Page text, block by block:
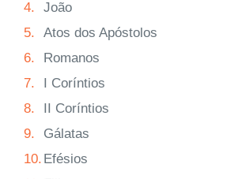
4.
João
5.
Atos dos Apóstolos
6.
Romanos
7.
I Coríntios
8.
II Coríntios
9.
Gálatas
10. Efésios